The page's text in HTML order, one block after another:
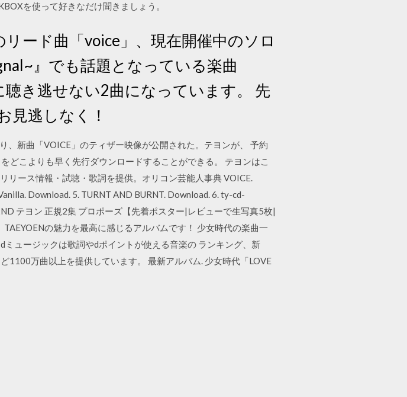
を使って好きなだけ聞きましょう。
ード曲「voice」、現在開催中のソロ
』でも話題となっている楽曲
き逃せない2曲になっています。 先
見逃しなく！
新曲「VOICE」のティザー映像が公開された。テヨンが、 予約
どこよりも早く先行ダウンロードすることができる。 テヨンはこ
ース情報・試聴・歌詞を提供。オリコン芸能人事典 VOICE.
Download. 5. TURNT AND BURNT. Download. 6. ty-cd-
テヨン 正規2集 プロポーズ【先着ポスター|レビューで生写真5枚|
の魅力を最高に感じるアルバムです！ 少女時代の楽曲一
ュージックは歌詞やdポイントが使える音楽の ランキング、新
1100万曲以上を提供しています。 最新アルバム. 少女時代「LOVE